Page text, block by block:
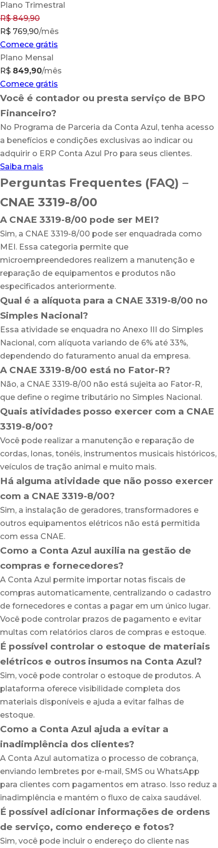
Plano Trimestral
R$849,90
R$ 769,90/mês
Comece grátis
Plano Mensal
R$ 849,90/mês
Comece grátis
Você é contador ou presta serviço de BPO
Financeiro?
No Programa de Parceria da Conta Azul, tenha acesso
a benefícios e condições exclusivas ao indicar ou
adquirir o ERP Conta Azul Pro para seus clientes.
Saiba mais
Perguntas Frequentes (FAQ) –
CNAE 3319-8/00
A CNAE 3319-8/00 pode ser MEI?
Sim, a CNAE 3319-8/00 pode ser enquadrada como
MEI. Essa categoria permite que
microempreendedores realizem a manutenção e
reparação de equipamentos e produtos não
especificados anteriormente.
Qual é a alíquota para a CNAE 3319-8/00 no
Simples Nacional?
Essa atividade se enquadra no Anexo III do Simples
Nacional, com alíquota variando de 6% até 33%,
dependendo do faturamento anual da empresa.
A CNAE 3319-8/00 está no Fator-R?
Não, a CNAE 3319-8/00 não está sujeita ao Fator-R,
que define o regime tributário no Simples Nacional.
Quais atividades posso exercer com a CNAE
3319-8/00?
Você pode realizar a manutenção e reparação de
cordas, lonas, tonéis, instrumentos musicais históricos,
veículos de tração animal e muito mais.
Há alguma atividade que não posso exercer
com a CNAE 3319-8/00?
Sim, a instalação de geradores, transformadores e
outros equipamentos elétricos não está permitida
com essa CNAE.
Como a Conta Azul auxilia na gestão de
compras e fornecedores?
A Conta Azul permite importar notas fiscais de
compras automaticamente, centralizando o cadastro
de fornecedores e contas a pagar em um único lugar.
Você pode controlar prazos de pagamento e evitar
multas com relatórios claros de compras e estoque.
É possível controlar o estoque de materiais
elétricos e outros insumos na Conta Azul?
Sim, você pode controlar o estoque de produtos. A
plataforma oferece visibilidade completa dos
materiais disponíveis e ajuda a evitar falhas de
estoque.
Como a Conta Azul ajuda a evitar a
inadimplência dos clientes?
A Conta Azul automatiza o processo de cobrança,
enviando lembretes por e-mail, SMS ou WhatsApp
para clientes com pagamentos em atraso. Isso reduz a
inadimplência e mantém o fluxo de caixa saudável.
É possível adicionar informações de ordens
de serviço, como endereço e fotos?
Sim, você pode incluir o endereço do cliente nas